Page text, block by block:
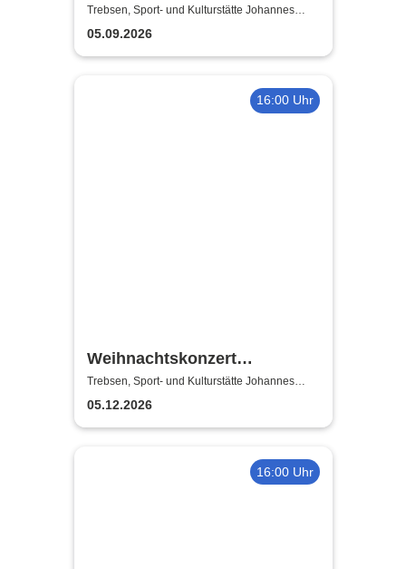
Bläserphilharmonie
Trebsen, Sport- und Kulturstätte Johannes
Wiede
05.09.2026
16:00 Uhr
Weihnachtskonzert
Adventsglühen - Sächsische
Bläserphilharmonie
Trebsen, Sport- und Kulturstätte Johannes
Wiede
05.12.2026
16:00 Uhr